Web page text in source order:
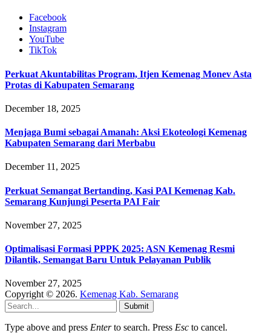
Facebook
Instagram
YouTube
TikTok
Perkuat Akuntabilitas Program, Itjen Kemenag Monev Asta
Protas di Kabupaten Semarang
December 18, 2025
Menjaga Bumi sebagai Amanah: Aksi Ekoteologi Kemenag
Kabupaten Semarang dari Merbabu
December 11, 2025
Perkuat Semangat Bertanding, Kasi PAI Kemenag Kab.
Semarang Kunjungi Peserta PAI Fair
November 27, 2025
Optimalisasi Formasi PPPK 2025: ASN Kemenag Resmi
Dilantik, Semangat Baru Untuk Pelayanan Publik
November 27, 2025
Copyright © 2026. Kemenag Kab. Semarang
Submit
Type above and press Enterto search. Press Esc to cancel.